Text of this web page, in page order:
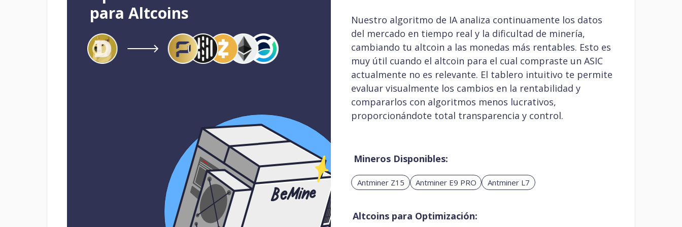
Nuestro algoritmo de IA analiza continuamente los datos
del mercado en tiempo real y la dificultad de minería,
cambiando tu altcoin a las monedas más rentables. Esto es
muy útil cuando el altcoin para el cual compraste un ASIC
actualmente no es relevante. El tablero intuitivo te permite
evaluar visualmente los cambios en la rentabilidad y
compararlos con algoritmos menos lucrativos,
proporcionándote total transparencia y control.
para Altcoins
Mineros Disponibles:
Altcoins para Optimización:
Antminer Z15 Antminer E9 PRO Antminer L7